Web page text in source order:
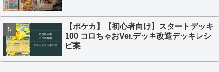
【ポケカ】【初心者向け】スタートデッキ
100 コロちゃおVer.デッキ改造デッキレシ
ピ案